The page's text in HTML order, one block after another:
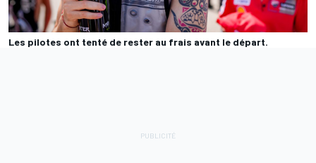
Les pilotes ont tenté de rester au frais avant le départ.